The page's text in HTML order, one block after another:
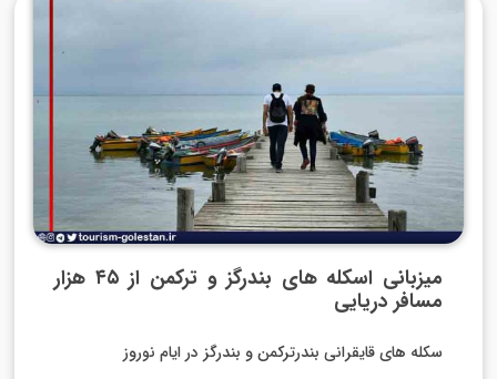
میزبانی اسکله های بندرگز و ترکمن از ۴۵ هزار
مسافر دریایی
سکله های قایقرانی بندرترکمن و بندرگز در ایام نوروز